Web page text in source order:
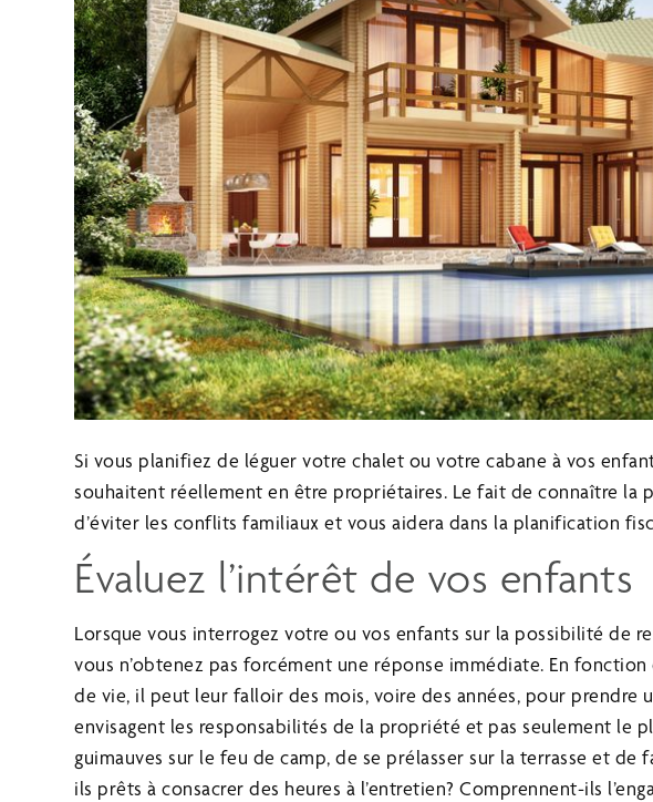
Si vous planifiez de léguer votre chalet ou votre cabane à vos
souhaitent réellement en être propriétaires. Le fait de connaître la
d’éviter les conflits familiaux et vous aidera dans la planification
Évaluez l’intérêt de vos enfants
Lorsque vous interrogez votre ou vos enfants sur la possibilité de
vous n’obtenez pas forcément une réponse immédiate. En
de vie, il peut leur falloir des mois, voire des années, pour prendre
envisagent les responsabilités de la propriété et pas seulement le
guimauves sur le feu de camp, de se prélasser sur la terrasse et de
ils prêts à consacrer des heures à l’entretien? Comprennent-ils